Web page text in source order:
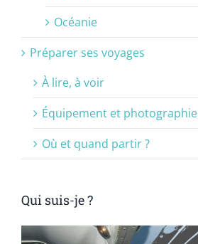
Océanie
Préparer ses voyages
À lire, à voir
Équipement et photographie
Où et quand partir ?
Qui suis-je ?